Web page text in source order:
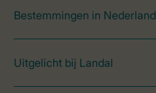
Bestemmingen in Nederland
Uitgelicht bij Landal